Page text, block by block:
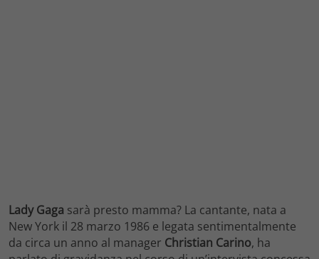
Lady Gaga sarà presto mamma? La cantante, nata a
New York il 28 marzo 1986 e legata sentimentalmente
da circa un anno al manager Christian Carino, ha